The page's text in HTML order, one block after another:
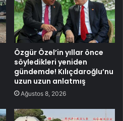
Özgür Özel’in yıllar önce
söyledikleri yeniden
gündemde! Kılıçdaroğlu’nu
uzun uzun anlatmış
Ağustos 8, 2026